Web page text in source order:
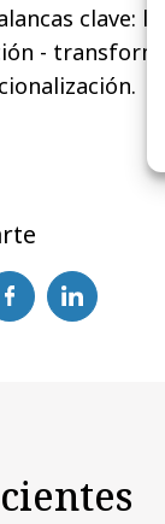
clave:
-